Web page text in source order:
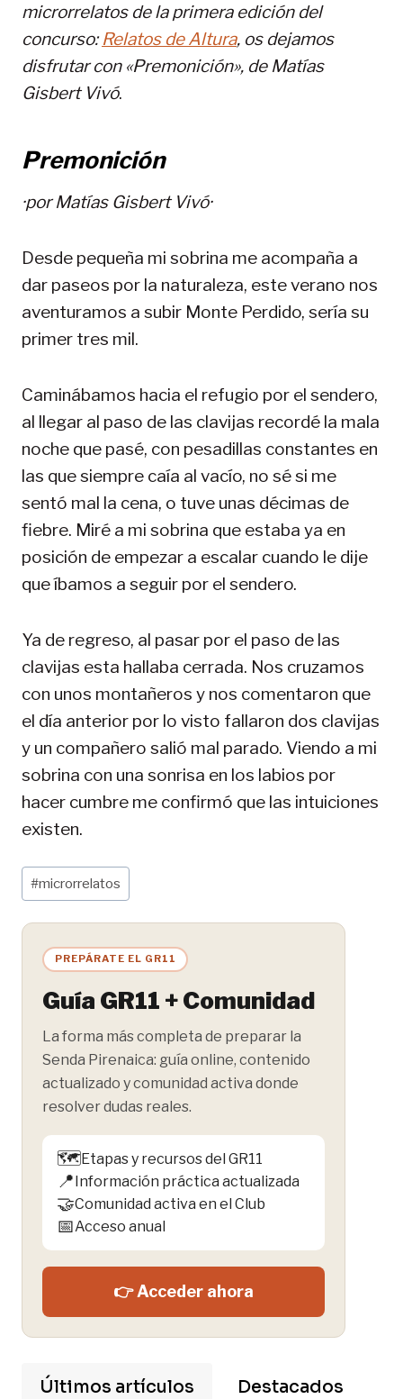
microrrelatos de la primera edición del
concurso:Relatos de Altura, os dejamos
disfrutar con «Premonición», de Matías
Gisbert Vivó.
Premonición
·porMatías Gisbert Vivó·
Desde pequeña mi sobrina me acompaña a
dar paseos por la naturaleza, este verano nos
aventuramos a subir Monte Perdido, sería su
primer tres mil.
Caminábamos hacia el refugio por el sendero,
al llegar al paso de las clavijas recordé la mala
noche que pasé, con pesadillas constantes en
las que siempre caía al vacío, no sé si me
sentó mal la cena, o tuve unas décimas de
fiebre. Miré a mi sobrina que estaba ya en
posición de empezar a escalar cuando le dije
que íbamos a seguir por el sendero.
Ya de regreso, al pasar por el paso de las
clavijas esta hallaba cerrada. Nos cruzamos
con unos montañeros y nos comentaron que
el día anterior por lo visto fallaron dos clavijas
y un compañero salió mal parado. Viendo a mi
sobrina con una sonrisa en los labios por
hacer cumbre me confirmó que las intuiciones
existen.
Etiquetas
de
la
entrada:
#microrrelatos
PREPÁRATE EL GR11
Guía GR11 + Comunidad
La forma más completa de preparar la
Senda Pirenaica: guía online, contenido
actualizado y comunidad activa donde
resolver dudas reales.
🗺️Etapas y recursos del GR11
📍Información práctica actualizada
🤝Comunidad activa en el Club
📅Acceso anual
👉 Acceder ahora
Últimos artículos Destacados